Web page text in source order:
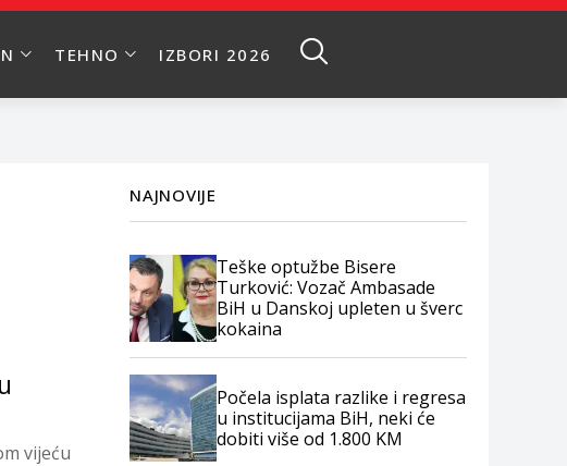
TEHNO IZBORI 2026
vijeću
NAJNOVIJE
Teške optužbe Bisere
Turković: Vozač Ambasade
BiH u Danskoj upleten u šverc
kokaina
Počela isplata razlike i regresa
u institucijama BiH, neki će
dobiti više od 1.800 KM